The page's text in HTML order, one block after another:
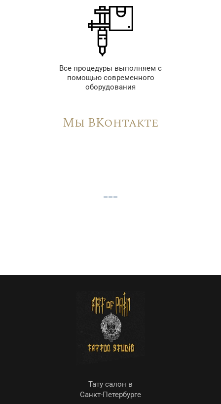
Все процедуры выполняем с
помощью современного
оборудования
Мы ВКонтакте
Тату салон в
Санкт-Петербурге